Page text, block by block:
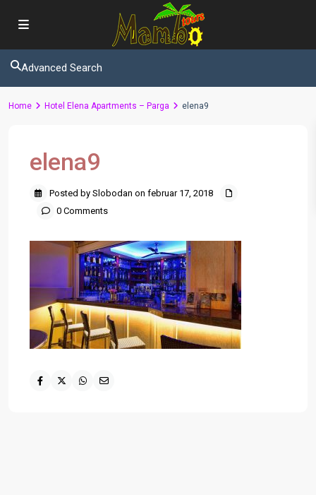
Advanced Search
Home Hotel Elena Apartments – Parga elena9
elena9
Posted by Slobodan on februar 17, 2018
0 Comments